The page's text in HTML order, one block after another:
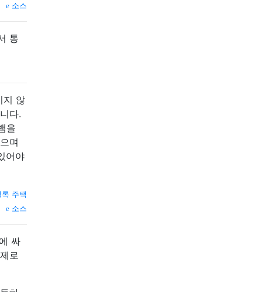
소스
통
지 않
다.
을
며
어야
록 주택
소스
싸
로